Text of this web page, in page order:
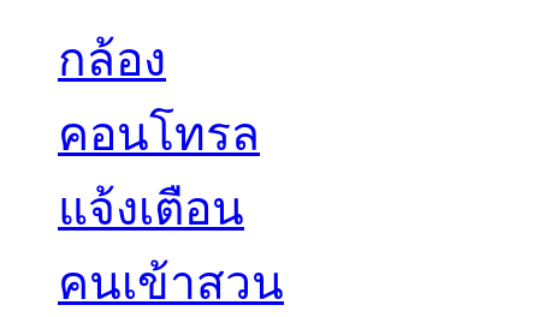
กล้อง
คอนโทรล
แจ้งเตือน
คนเข้าสวน